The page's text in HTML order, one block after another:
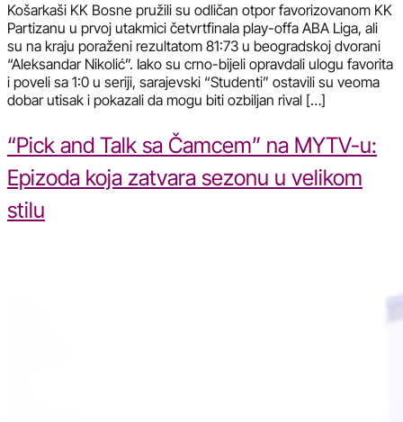
Košarkaši KK Bosne pružili su odličan otpor favorizovanom KK
Partizanu u prvoj utakmici četvrtfinala play-offa ABA Liga, ali
su na kraju poraženi rezultatom 81:73 u beogradskoj dvorani
“Aleksandar Nikolić”. Iako su crno-bijeli opravdali ulogu favorita
i poveli sa 1:0 u seriji, sarajevski “Studenti” ostavili su veoma
dobar utisak i pokazali da mogu biti ozbiljan rival […]
“Pick and Talk sa Čamcem” na MYTV-u:
Epizoda koja zatvara sezonu u velikom
stilu